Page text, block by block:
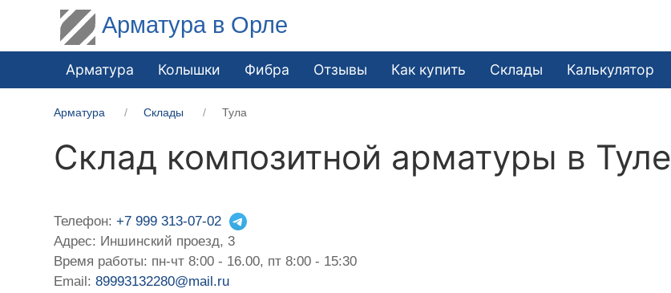
Арматура в Орле
Арматура Колышки Фибра Отзывы Как купить Склады Калькулятор
Арматура Склады Тула
Склад композитной арматуры в Туле
Телефон:+7 999 313-07-02
Адрес: Иншинский проезд, 3
Время работы: пн-чт 8:00 - 16.00, пт 8:00 - 15:30
Email:89993132280@mail.ru